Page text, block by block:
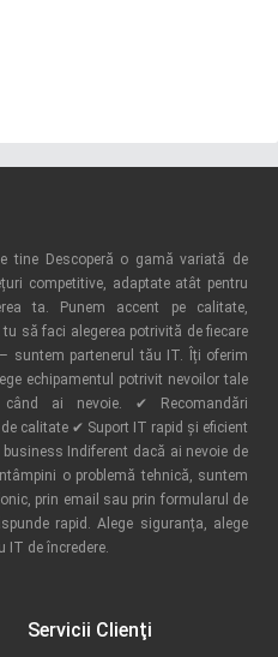
tine Descoperă o gamă variată de
competitive, adaptate atât pentru
ta. Punem accent pe calitate,
să faci alegerea potrivită de fiecare
suntem partenerul tău IT. Îți oferim
echipamentul potrivit nevoilor tale
ai nevoie. ✔ Recomandări
calitate ✔ Suport IT rapid și eficient
Indiferent dacă ai nevoie de
o problemă tehnică, suntem
prin email sau prin formularul de
rapid. Alege siguranța, alege
IT de încredere.
Servicii Clienţi